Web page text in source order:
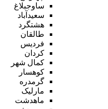
ساوجبلاغ
سعیدآباد
هشتگرد
طالقان
فردیس
کردان
کمال شهر
کوهسار
گرمدره
مارلیک
ماهدشت